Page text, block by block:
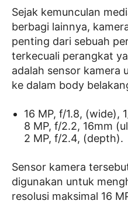
Sejak kemunculan
berbagi lainnya,
penting dari sebuah
terkecuali perangkat
adalah sensor kamera
ke dalam body
16 MP, f/1.8, (wide),
8 MP, f/2.2, 16mm
2 MP, f/2.4, (depth).
Sensor kamera
digunakan untuk
resolusi maksimal 16